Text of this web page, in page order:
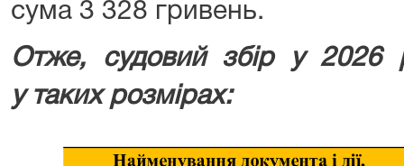
сума 3 328 гривень.
Отже, судовий збір у 2026
у таких розмірах: